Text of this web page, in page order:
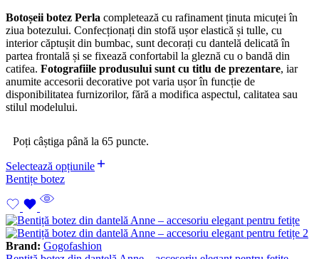
Botoșeii botez Perla completează cu rafinament ținuta micuței în
ziua botezului. Confecționați din stofă ușor elastică și tulle, cu
interior căptușit din bumbac, sunt decorați cu dantelă delicată în
partea frontală și se fixează confortabil la gleznă cu o bandă din
catifea. Fotografiile produsului sunt cu titlu de prezentare, iar
anumite accesorii decorative pot varia ușor în funcție de
disponibilitatea furnizorilor, fără a modifica aspectul, calitatea sau
stilul modelului.
Poți câștiga până la 65 puncte.
Selectează opțiunile
Bentițe botez
Brand: Gogofashion